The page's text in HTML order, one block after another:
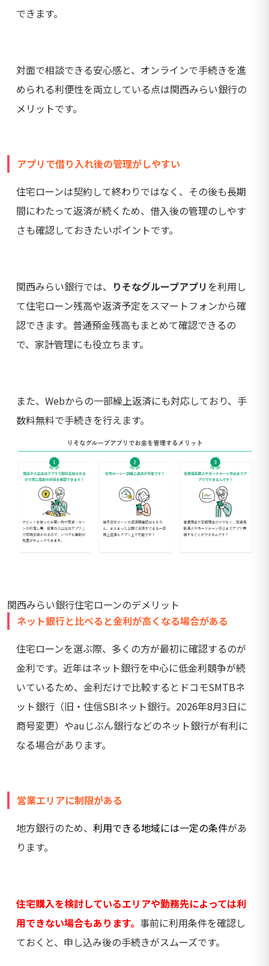
できます。
対面で相談できる安心感と、オンラインで手続きを進
められる利便性を両立している点は関西みらい銀行の
メリットです。
アプリで借り入れ後の管理がしやすい
住宅ローンは契約して終わりではなく、その後も長期
間にわたって返済が続くため、借入後の管理のしやす
さも確認しておきたいポイントです。
関西みらい銀行では、 りそなグループアプリを利用し
て住宅ローン残高や返済予定をスマートフォンから確
認できます。普通預金残高もまとめて確認できるの
で、家計管理にも役立ちます。
また、Webからの一部繰上返済にも対応しており、手
数料無料で手続きを行えます。
関西みらい銀行住宅ローンのデメリット
ネット銀行と比べると金利が高くなる場合がある
住宅ローンを選ぶ際、多くの方が最初に確認するのが
金利です。近年はネット銀行を中心に低金利競争が続
いているため、金利だけで比較するとドコモSMTBネ
ット銀行（旧・住信SBIネット銀行。2026年8月3日に
商号変更）やauじぶん銀行などのネット銀行が有利に
なる場合があります。
営業エリアに制限がある
地方銀行のため、 利用できる地域には一定の条件があ
ります。
住宅購入を検討しているエリアや勤務先によっては利
用できない場合もあります。 事前に利用条件を確認し
ておくと、申し込み後の手続きがスムーズです。